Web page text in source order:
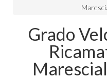
Grado